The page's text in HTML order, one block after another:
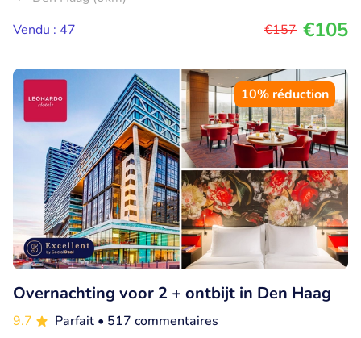
Vendu : 47
€157 €105
10% réduction
Overnachting voor 2 + ontbijt in Den Haag
9.7 Parfait • 517 commentaires